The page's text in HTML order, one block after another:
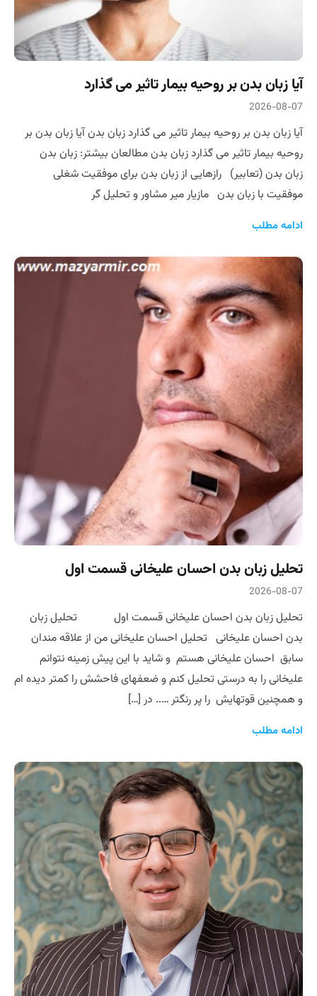
آیا زبان بدن بر روحیه بیمار تاثیر می گذارد
2026-08-07
آیا زبان بدن بر روحیه بیمار تاثیر می گذارد زبان بدن آیا زبان بدن بر
روحیه بیمار تاثیر می گذارد زبان بدن مطالعان بیشتر: زبان بدن
زبان بدن (تعابیر) رازهایی از زبان بدن برای موفقیت شغلی
موفقیت با زبان بدن مازیار میر مشاور و تحلیل گر
ادامه مطلب
تحلیل زبان بدن احسان علیخانی قسمت اول
2026-08-07
تحلیل زبان بدن احسان علیخانی قسمت اول تحلیل زبان
بدن احسان علیخانی تحلیل احسان علیخانی من از علاقه مندان
سابق احسان علیخانی هستم و شاید با این پیش زمینه نتوانم
علیخانی را به درستی تحلیل کنم و ضعفهای فاحشش را کمتر دیده ام
و همچنین قوتهایش را پر رنگتر ….. در […]
ادامه مطلب